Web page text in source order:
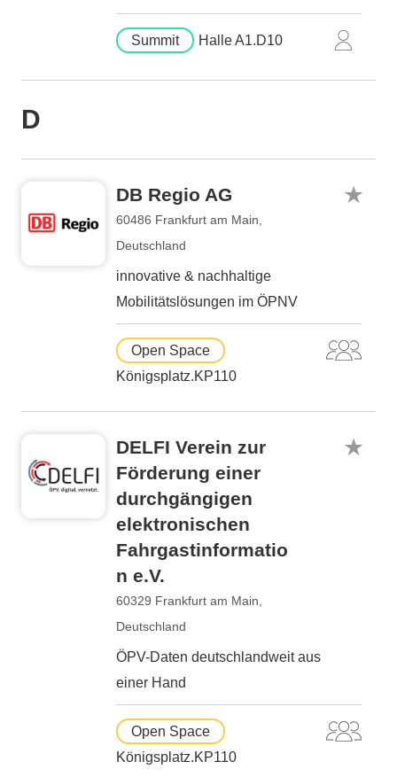
Summit Halle A1.D10
D
DB Regio AG
60486 Frankfurt am Main,
Deutschland
innovative & nachhaltige
Mobilitätslösungen im ÖPNV
Open Space
Königsplatz.KP110
DELFI Verein zur
Förderung einer
durchgängigen
elektronischen
Fahrgastinformatio
n e.V.
60329 Frankfurt am Main,
Deutschland
ÖPV-Daten deutschlandweit aus
einer Hand
Open Space
Königsplatz.KP110